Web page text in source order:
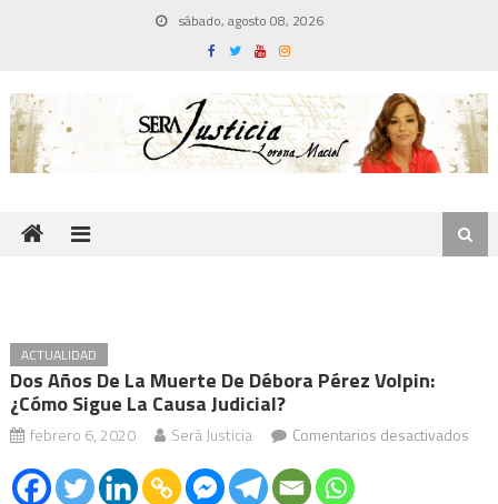
sábado, agosto 08, 2026
ACTUALIDAD
Dos Años De La Muerte De Débora Pérez Volpin:
¿Cómo Sigue La Causa Judicial?
febrero 6, 2020 Será Justicia Comentarios desactivadosen